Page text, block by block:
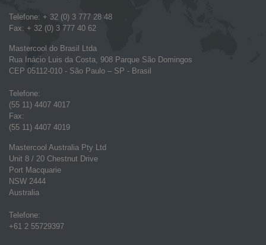
Telefone: + 32 (0) 3 777 28 48
Fax: + 32 (0) 3 777 40 62
Mastercool do Brasil Ltda
Rua Inácio Luis da Costa, 908 Parque São Domingos
CEP 05112-010 - São Paulo – SP - Brasil
Telefone:
(55 11) 4407 4017
Fax:
(55 11) 4407 4019
Mastercool Australia Pty Ltd
Unit 8 / 20 Chestnut Drive
Port Macquarie
NSW 2444
Australia
Telefone:
+61 2 55729397